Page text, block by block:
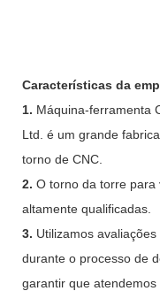
Características da
1. Máquina-ferramenta
Ltd. é um grande
torno de CNC.
2. O torno da torre para
altamente qualificadas.
3. Utilizamos
durante o processo de
garantir que